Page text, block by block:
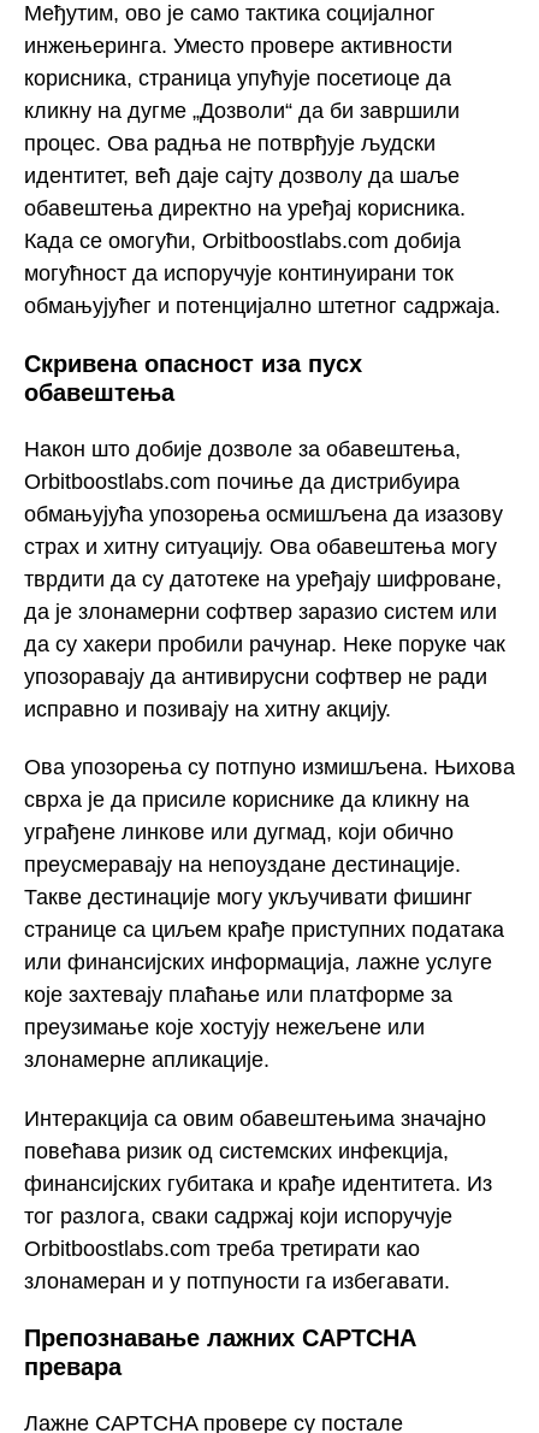
Међутим, ово је само тактика социјалног
инжењеринга. Уместо провере активности
корисника, страница упућује посетиоце да
кликну на дугме „Дозволи“ да би завршили
процес. Ова радња не потврђује људски
идентитет, већ даје сајту дозволу да шаље
обавештења директно на уређај корисника.
Када се омогући, Orbitboostlabs.com добија
могућност да испоручује континуирани ток
обмањујућег и потенцијално штетног садржаја.
Скривена опасност иза пусх
обавештења
Након што добије дозволе за обавештења,
Orbitboostlabs.com почиње да дистрибуира
обмањујућа упозорења осмишљена да изазову
страх и хитну ситуацију. Ова обавештења могу
тврдити да су датотеке на уређају шифроване,
да је злонамерни софтвер заразио систем или
да су хакери пробили рачунар. Неке поруке чак
упозоравају да антивирусни софтвер не ради
исправно и позивају на хитну акцију.
Ова упозорења су потпуно измишљена. Њихова
сврха је да присиле кориснике да кликну на
уграђене линкове или дугмад, који обично
преусмеравају на непоуздане дестинације.
Такве дестинације могу укључивати фишинг
странице са циљем крађе приступних података
или финансијских информација, лажне услуге
које захтевају плаћање или платформе за
преузимање које хостују нежељене или
злонамерне апликације.
Интеракција са овим обавештењима значајно
повећава ризик од системских инфекција,
финансијских губитака и крађе идентитета. Из
тог разлога, сваки садржај који испоручује
Orbitboostlabs.com треба третирати као
злонамеран и у потпуности га избегавати.
Препознавање лажних CAPTCHA
превара
Лажне CAPTCHA провере су постале